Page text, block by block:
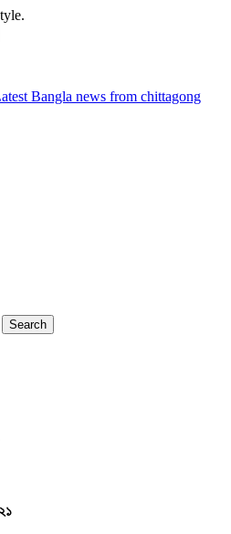
Bangla news from chittagong